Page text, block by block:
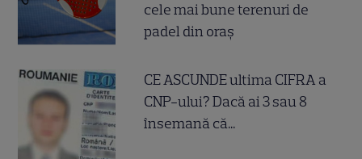
cele mai bune terenuri de
padel din oraș
CE ASCUNDE ultima CIFRA a
CNP-ului? Dacă ai 3 sau 8
însemană că...